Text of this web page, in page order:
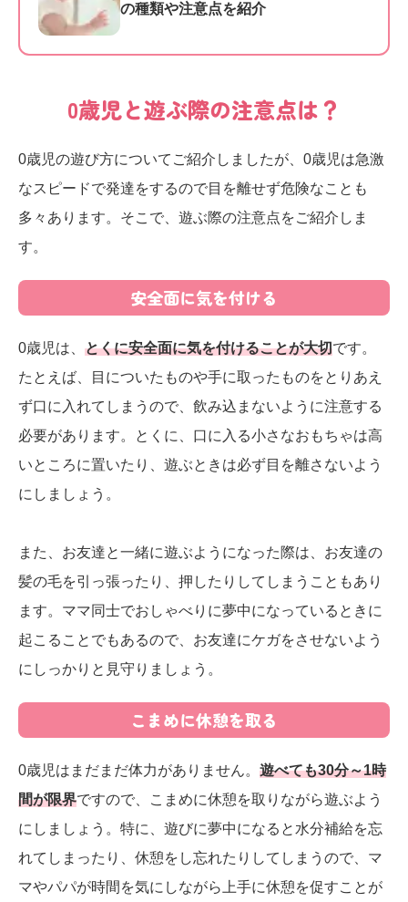
の種類や注意点を紹介
0歳児と遊ぶ際の注意点は？
0歳児の遊び方についてご紹介しましたが、0歳児は急激
なスピードで発達をするので目を離せず危険なことも
多々あります。そこで、遊ぶ際の注意点をご紹介しま
す。
安全面に気を付ける
0歳児は、 とくに安全面に気を付けることが大切です。
たとえば、目についたものや手に取ったものをとりあえ
ず口に入れてしまうので、飲み込まないように注意する
必要があります。とくに、口に入る小さなおもちゃは高
いところに置いたり、遊ぶときは必ず目を離さないよう
にしましょう。
また、お友達と一緒に遊ぶようになった際は、お友達の
髪の毛を引っ張ったり、押したりしてしまうこともあり
ます。ママ同士でおしゃべりに夢中になっているときに
起こることでもあるので、お友達にケガをさせないよう
にしっかりと見守りましょう。
こまめに休憩を取る
0歳児はまだまだ体力がありません。 遊べても30分～1時
間が限界ですので、こまめに休憩を取りながら遊ぶよう
にしましょう。特に、遊びに夢中になると水分補給を忘
れてしまったり、休憩をし忘れたりしてしまうので、マ
マやパパが時間を気にしながら上手に休憩を促すことが